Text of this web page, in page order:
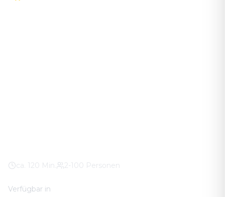
ca. 120 Min. 2-100 Personen
Verfügbar in